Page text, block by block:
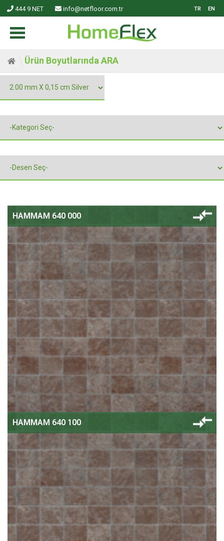
444 9 NET info@netfloor.com.tr TR EN
Ürün Boyutlarında ARA
HAMMAM 640 000
HAMMAM 640 100